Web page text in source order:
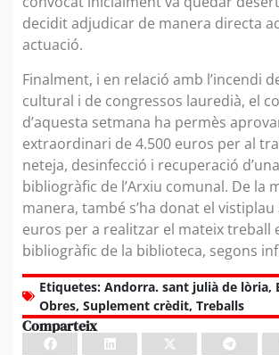
decidit adjudicar de manera directa
actuació.
Finalment, i en relació amb l’incendi
cultural i de congressos lauredià, el
d’aquesta setmana ha permès
extraordinari de 4.500 euros per al
neteja, desinfecció i recuperació
bibliogràfic de l’Arxiu comunal. De la
manera, també s’ha donat el
euros per a realitzar el mateix treball
bibliogràfic de la biblioteca, segons
Etiquetes: Andorra. sant julià de lòria,
Obres, Suplement crèdit, Treballs
Comparteix